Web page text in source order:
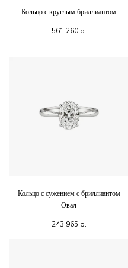
Кольцо с круглым бриллиантом
561 260р.
Кольцо с сужением с бриллиантом
Овал
243 965 р.